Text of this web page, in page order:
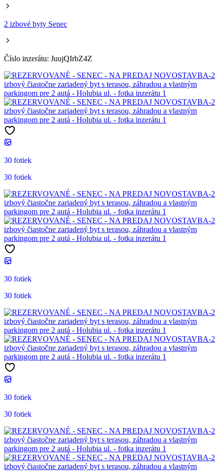
2 izbové byty Senec
Číslo inzerátu: JuujQIrbZ4Z
30 fotiek
30 fotiek
30 fotiek
30 fotiek
30 fotiek
30 fotiek